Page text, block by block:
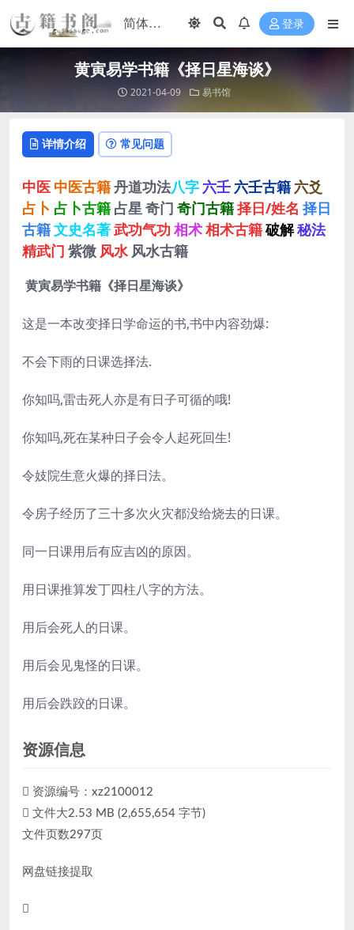
登录
黄寅易学书籍《择日星海谈》
2021-04-09 易书馆
详情介绍 常见问题
中医 中医古籍丹道功法八字 六壬 六壬古籍 六爻
占卜 占卜古籍 占星 奇门 奇门古籍择日/姓名 择日
古籍文史名著武功气功 相术相术古籍破解秘法
精武门 紫微 风水 风水古籍
黄寅易学书籍 《择日星海谈》
这是一本改变择日学命运的书,书中内容劲爆:
不会下雨的日课选择法.
你知吗,雷击死人亦是有日子可循的哦!
你知吗,死在某种日子会令人起死回生!
令妓院生意火爆的择日法。
令房子经历了三十多次火灾都没给烧去的日课。
同一日课用后有应吉凶的原因。
用日课推算发丁四柱八字的方法。
用后会死人的日课。
用后会见鬼怪的日课。
用后会跌跤的日课。
资源信息
资源编号：xz2100012
文件大2.53 MB (2,655,654 字节)
文件页数297页
网盘链接提取